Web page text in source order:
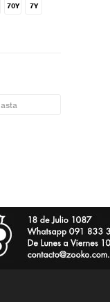
70Y 7Y